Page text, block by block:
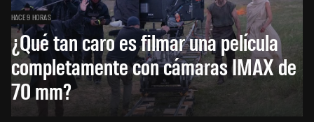
HACE 9 HORAS
¿Qué tan caro es filmar una película
completamente con cámaras IMAX de
70 mm?